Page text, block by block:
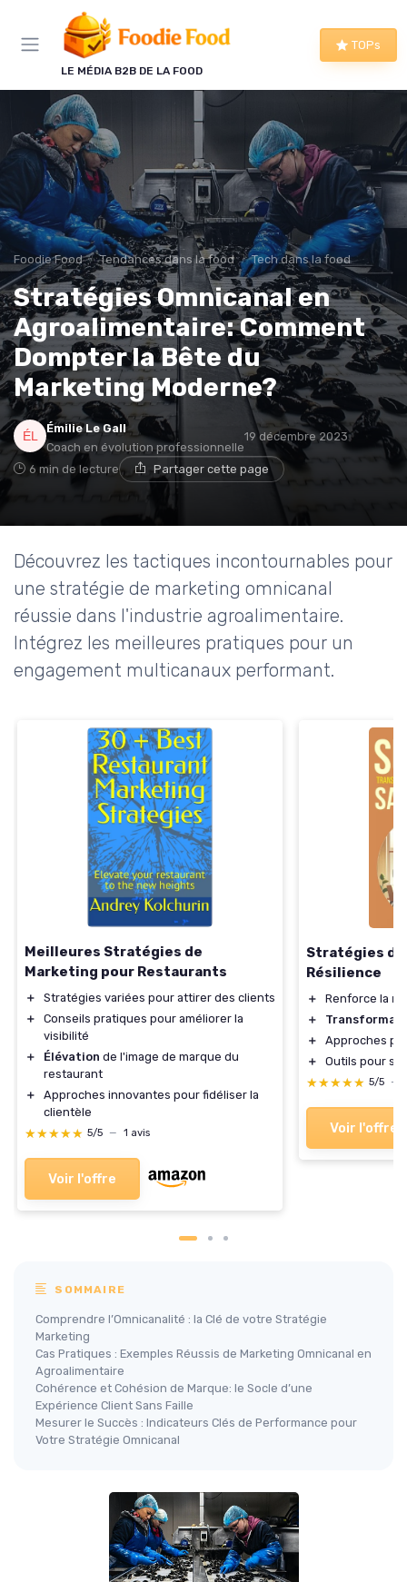
LE MÉDIA B2B DE LA FOOD
TOPs
Foodie Food Tendances dans la food Tech dans la food
Stratégies Omnicanal en
Agroalimentaire: Comment
Dompter la Bête du
Marketing Moderne?
Émilie Le Gall
Coach en évolution professionnelle
19 décembre 2023
6 min de lecture Partager cette page
Découvrez les tactiques incontournables pour
une stratégie de marketing omnicanal
réussie dans l'industrie agroalimentaire.
Intégrez les meilleures pratiques pour un
engagement multicanaux performant.
Meilleures Stratégies de
Marketing pour Restaurants
＋
Stratégies variées pour attirer des clients
＋
Conseils pratiques pour améliorer la
visibilité
＋
Élévation de l'image de marque du
restaurant
＋
Approches innovantes pour fidéliser la
clientèle
★★★★★
★★★★★ 5/5 — 1 avis
Voir l'offre
Stratégies
Résilience
＋ Renforce la
＋
＋
Approches
＋
Outils pour
★★★★★
★★★★★ 5/5 —
Voir l'offre
SOMMAIRE
Comprendre l’Omnicanalité : la Clé de votre Stratégie
Marketing
Cas Pratiques : Exemples Réussis de Marketing Omnicanal en
Agroalimentaire
Cohérence et Cohésion de Marque: le Socle d’une
Expérience Client Sans Faille
Mesurer le Succès : Indicateurs Clés de Performance pour
Votre Stratégie Omnicanal
Panneau de gestion des cookies